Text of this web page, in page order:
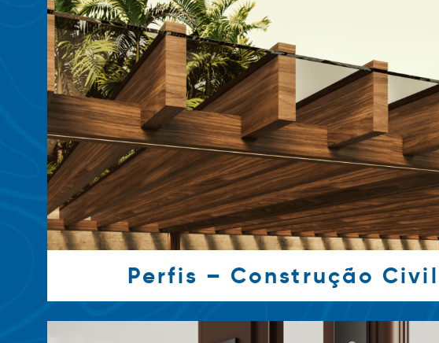
Perfis – Construção Civil